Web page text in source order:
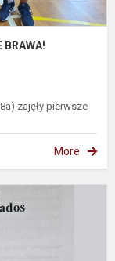
BRAWA!
zajęły pierwsze
More